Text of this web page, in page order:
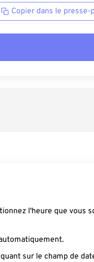
Copier dans le presse-
l'heure que vous
sur le champ de